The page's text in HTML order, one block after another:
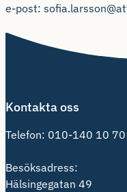
e-post:
Kontakta oss
Telefon: 010-140 10 70
Besöksadress:
Hälsingegatan 49